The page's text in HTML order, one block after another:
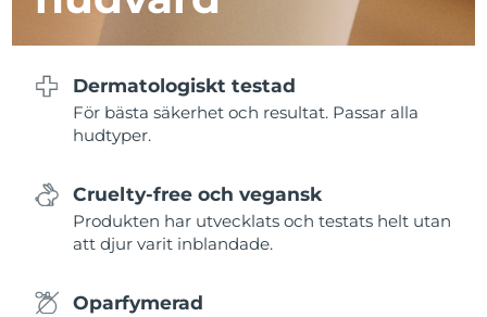
Dermatologiskt testad
För bästa säkerhet och resultat. Passar alla
hudtyper.
Cruelty-free och vegansk
Produkten har utvecklats och testats helt utan
att djur varit inblandade.
Oparfymerad
USA Förväntad leverans
Uzbekistan
Vietnam Förväntad leverans15/08/2026